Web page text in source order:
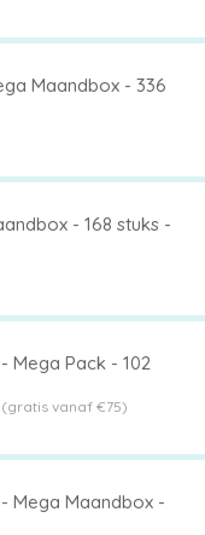
Maandbox - 336
- 168 stuks -
Mega Pack - 102
vanaf €75)
Mega Maandbox -